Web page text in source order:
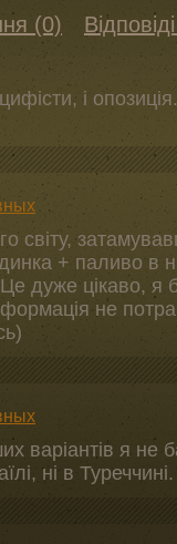
(0)
і
світу,
+ паливо в
дуже цікаво, я
не
варіантів я не
ні в Туреччині.